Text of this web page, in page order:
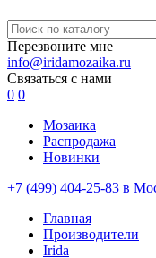
Перезвоните мне
info@iridamozaika.ru
Связаться с нами
0 0
Мозаика
Распродажа
Новинки
+7 (499) 404-25-83 в
Главная
Производители
Irida